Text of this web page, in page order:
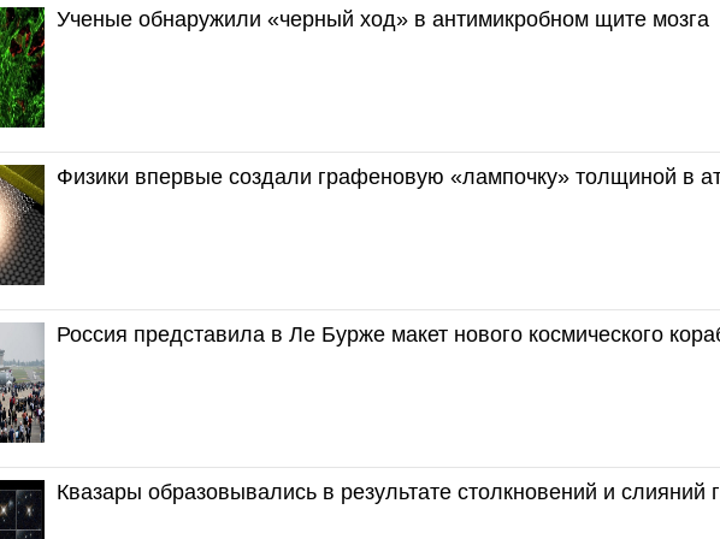
Ученые обнаружили «черный ход» в антимикробном щите мозга
Физики впервые создали графеновую «лампочку» толщиной в
Россия представила в Ле Бурже макет нового космического
Квазары образовывались в результате столкновений и слияний